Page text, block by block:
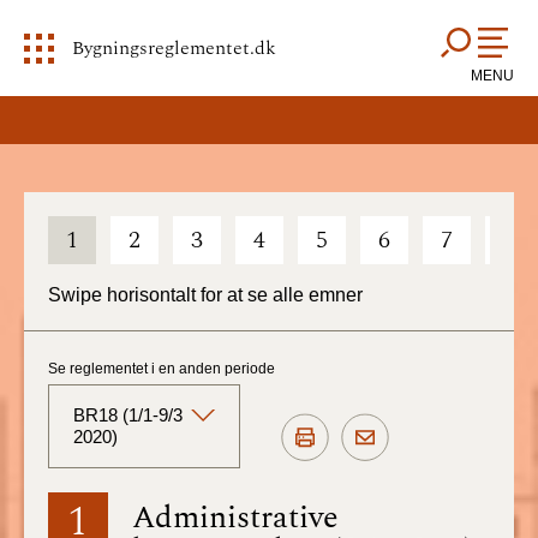
Bygningsreglementet.dk
MENU
1 2 3 4 5 6 7
Swipe horisontalt for at se alle emner
1 Administrative
Se reglementet i en anden periode
BR18 (1/1-9/3
2020)
BR18 (Aktuelt)